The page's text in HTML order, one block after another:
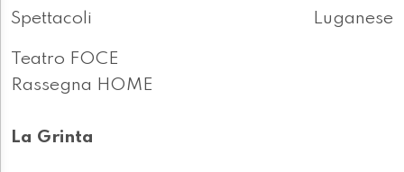
Spettacoli Luganese
Teatro FOCE
Rassegna HOME
La Grinta